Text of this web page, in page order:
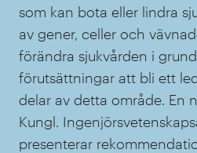
som kan bota eller lindra
av gener, celler och
förändra sjukvården i
förutsättningar att bli ett
delar av detta område. En
Kungl.
presenterar